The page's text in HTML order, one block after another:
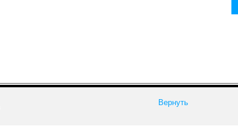
Вернуть